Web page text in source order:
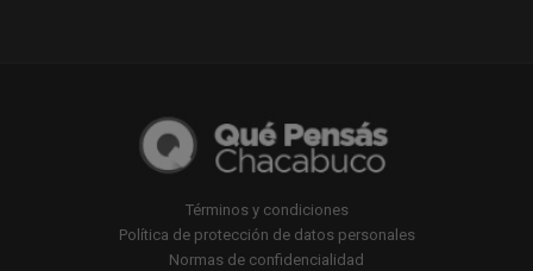
Términos y condiciones
Política de protección de datos personales
Normas de confidencialidad